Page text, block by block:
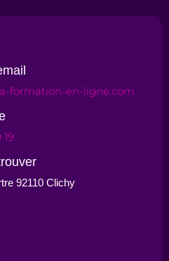
formation-en-ligne.com
19
92110 Clichy